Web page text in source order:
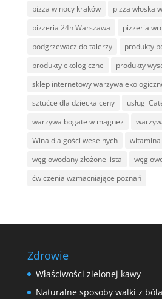
pizza w nocy kraków
pizza włoska
pizzeria 24h Warszawa
pizzeria
podgrzewacz do talerzy
produkty
produkty ekologiczne
produkty
sklep internetowy warzywa
sztućce dla dziecka ceny
usługi
warzywa bogate w magnez
Wina dla gości weselnych
węglowodany złożone lista
ćwiczenia wzmacniające poznań
Zdrowie
Właściwości zielonej kawy
Naturalne sposoby walki z